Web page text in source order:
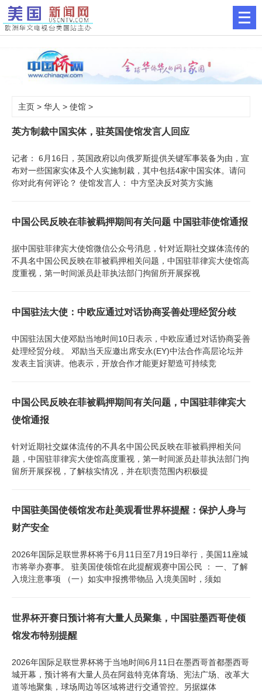
主页 > 华人 > 使馆 >
英方制裁中国实体，驻英国使馆发言人回应
记者： 6月16日，英国政府以向俄罗斯提供关键军事装备为由，宣
布对一些国家实体及个人实施制裁，其中包括4家中国实体。请问
你对此有何评论？ 使馆发言人： 中方坚决反对英方实施
中国公民反映在菲被羁押期间有关问题 中国驻菲使馆通报
据中国驻菲律宾大使馆微信公众号消息，针对近期社交媒体流传的
不具名中国公民反映在菲被羁押相关问题，中国驻菲律宾大使馆高
度重视，第一时间派员赴菲执法部门拘留所开展探视
中国驻法大使：中欧应通过对话协商妥善处理经贸分歧
中国驻法国大使邓励当地时间10日表示，中欧应通过对话协商妥善
处理经贸分歧。 邓励当天应邀出席安永(EY)中法合作高层论坛并
发表主旨演讲。他表示，开放合作才能更好塑造可持续竞
中国公民反映在菲被羁押期间有关问题，中国驻菲律宾大
使馆通报
针对近期社交媒体流传的不具名中国公民反映在菲被羁押相关问
题，中国驻菲律宾大使馆高度重视，第一时间派员赴菲执法部门拘
留所开展探视，了解核实情况，并在职责范围内积极提
中国驻美国使领馆发布赴美观看世界杯提醒：保护人身与
财产安全
2026年国际足联世界杯将于6月11日至7月19日举行，美国11座城
市将举办赛事。 驻美国使领馆在此提醒观赛中国公民 ： 一、了解
入境注意事项 （一）如实申报携带物品 入境美国时，须如
世界杯开赛日预计将有大量人员聚集，中国驻墨西哥使领
馆发布特别提醒
2026年国际足联世界杯将于当地时间6月11日在墨西哥首都墨西哥
城开幕，预计将有大量人员在阿兹特克体育场、宪法广场、改革大
道等地聚集，球场周边等区域将进行交通管控。另据媒体